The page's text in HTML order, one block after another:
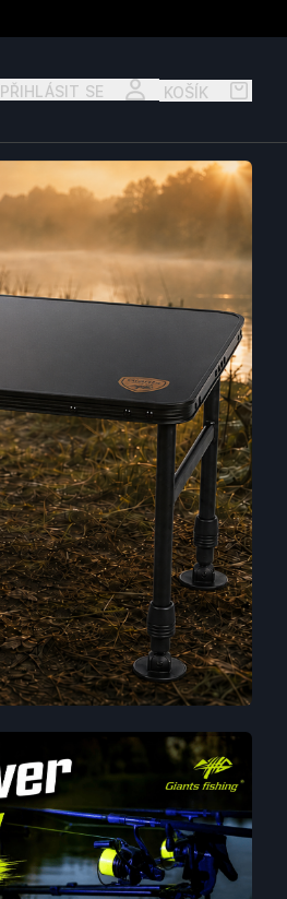
přihlásit se košík